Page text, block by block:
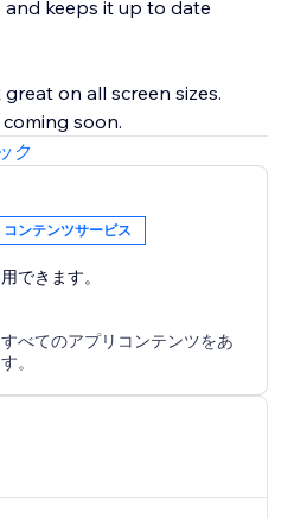
keeps it up to date
on all screen sizes.
soon.
ク
コンテンツサービス
できます。
べてのアプリコンテンツをあ
。